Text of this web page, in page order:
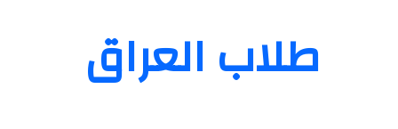
طلاب العراق